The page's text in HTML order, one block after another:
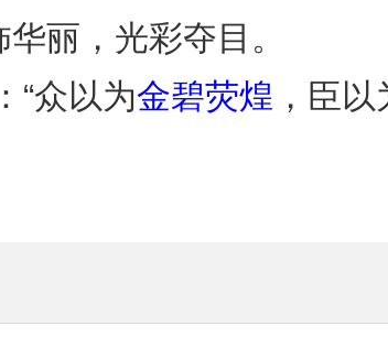
丽，光彩夺目。
“众以为金碧荧煌 ，臣